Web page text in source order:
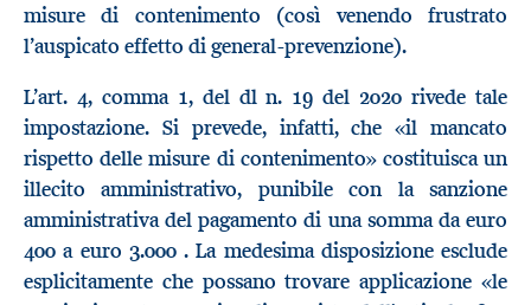
misure di contenimento (così venendo frustrato
l’auspicato effetto di general-prevenzione).
L’art. 4, comma 1, del dl n. 19 del 2020 rivede tale
impostazione. Si prevede, infatti, che «il mancato
rispetto delle misure di contenimento» costituisca un
illecito amministrativo, punibile con la sanzione
amministrativa del pagamento di una somma da euro
400 a euro 3.000 . La medesima disposizione esclude
esplicitamente che possano trovare applicazione «le